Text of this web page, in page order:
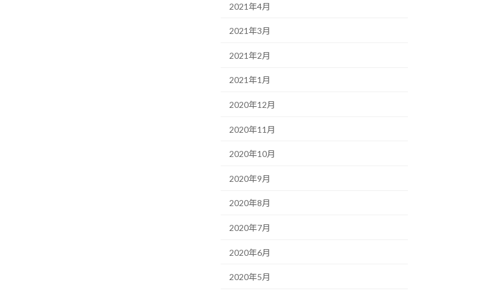
2021年4月
2021年3月
2021年2月
2021年1月
2020年12月
2020年11月
2020年10月
2020年9月
2020年8月
2020年7月
2020年6月
2020年5月